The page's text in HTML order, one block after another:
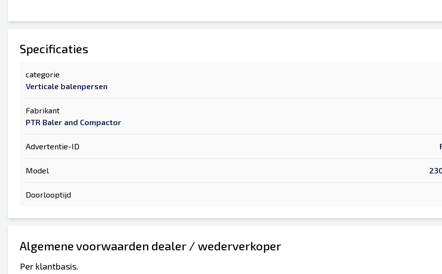
Specificaties
categorie
Verticale balenpersen
Fabrikant
PTR Baler and Compactor
Advertentie-ID
Model
Doorlooptijd
Algemene voorwaarden dealer / wederverkoper
Per klantbasis.